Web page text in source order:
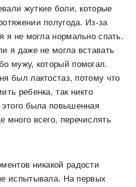
жуткие боли, которые
полугода. Из-за
я не могла нормально спать.
я даже не могла вставать
мужу, который помогал.
был лактостаз, потому что
ребенка, так никто
была повышенная
много всего, перечислять
никакой радости
испытывала. На первых